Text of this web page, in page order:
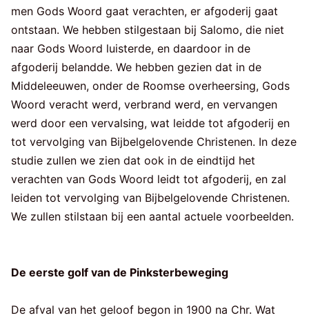
men Gods Woord gaat verachten, er afgoderij gaat
ontstaan. We hebben stilgestaan bij Salomo, die niet
naar Gods Woord luisterde, en daardoor in de
afgoderij belandde. We hebben gezien dat in de
Middeleeuwen, onder de Roomse overheersing, Gods
Woord veracht werd, verbrand werd, en vervangen
werd door een vervalsing, wat leidde tot afgoderij en
tot vervolging van Bijbelgelovende Christenen. In deze
studie zullen we zien dat ook in de eindtijd het
verachten van Gods Woord leidt tot afgoderij, en zal
leiden tot vervolging van Bijbelgelovende Christenen.
We zullen stilstaan bij een aantal actuele voorbeelden.
De eerste golf van de Pinksterbeweging
De afval van het geloof begon in 1900 na Chr. Wat